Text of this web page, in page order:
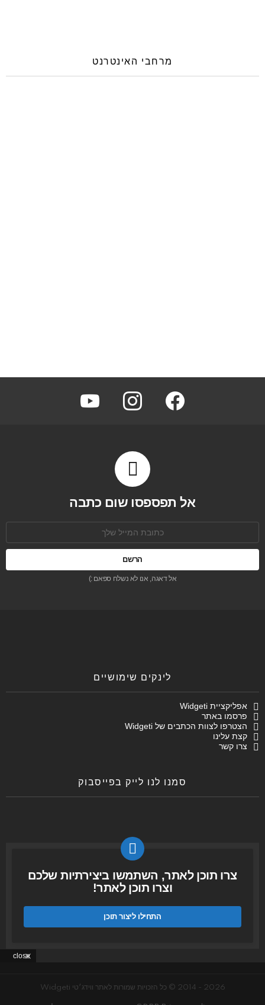
מרחבי האינטרנט
facebook
instagram
youtube
אל תפספסו שום כתבה
אל דאגה, אנו לא נשלח ספאם :)
לינקים שימושיים
אפליקציית Widgeti
פרסמו באתר
הצטרפו לצוות הכתבים של Widgeti
קצת עלינו
צרו קשר
סמנו לנו לייק בפייסבוק
צרו תוכן לאתר, השתמשו ביצירתיות שלכם
וצרו תוכן לאתר!
התחילו ליצור תוכן
2026 - 2014 © כל הזכויות שמורות לאתר ווידג׳טי Widgeti
close